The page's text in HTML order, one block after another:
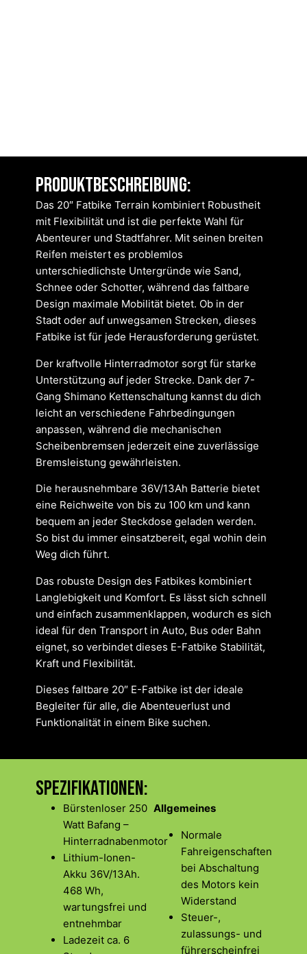
Produktbeschreibung:
Das 20″ Fatbike Terrain kombiniert Robustheit
mit Flexibilität und ist die perfekte Wahl für
Abenteurer und Stadtfahrer. Mit seinen breiten
Reifen meistert es problemlos
unterschiedlichste Untergründe wie Sand,
Schnee oder Schotter, während das faltbare
Design maximale Mobilität bietet. Ob in der
Stadt oder auf unwegsamen Strecken, dieses
Fatbike ist für jede Herausforderung gerüstet.
Der kraftvolle Hinterradmotor sorgt für starke
Unterstützung auf jeder Strecke. Dank der 7-
Gang Shimano Kettenschaltung kannst du dich
leicht an verschiedene Fahrbedingungen
anpassen, während die mechanischen
Scheibenbremsen jederzeit eine zuverlässige
Bremsleistung gewährleisten.
Die herausnehmbare 36V/13Ah Batterie bietet
eine Reichweite von bis zu 100 km und kann
bequem an jeder Steckdose geladen werden.
So bist du immer einsatzbereit, egal wohin dein
Weg dich führt.
Das robuste Design des Fatbikes kombiniert
Langlebigkeit und Komfort. Es lässt sich schnell
und einfach zusammenklappen, wodurch es sich
ideal für den Transport in Auto, Bus oder Bahn
eignet, so verbindet dieses E-Fatbike Stabilität,
Kraft und Flexibilität.
Dieses faltbare 20″ E-Fatbike ist der ideale
Begleiter für alle, die Abenteuerlust und
Funktionalität in einem Bike suchen.
Spezifikationen:
Bürstenloser 250
Watt Bafang –
Hinterradnabenmotor
Lithium-Ionen-
Akku 36V/13Ah.
468 Wh,
wartungsfrei und
entnehmbar
Ladezeit ca. 6
Allgemeines
Normale
Fahreigenschaften
bei Abschaltung
des Motors kein
Widerstand
Steuer-,
zulassungs- und
führerscheinfrei